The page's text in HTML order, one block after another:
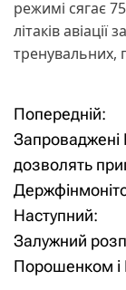
режимі сягає
літаків
тренувальних,
Н
а
в
і
г
Попередній:
Запроваджені
дозволять
Наступний:
Залужний
Порошенком